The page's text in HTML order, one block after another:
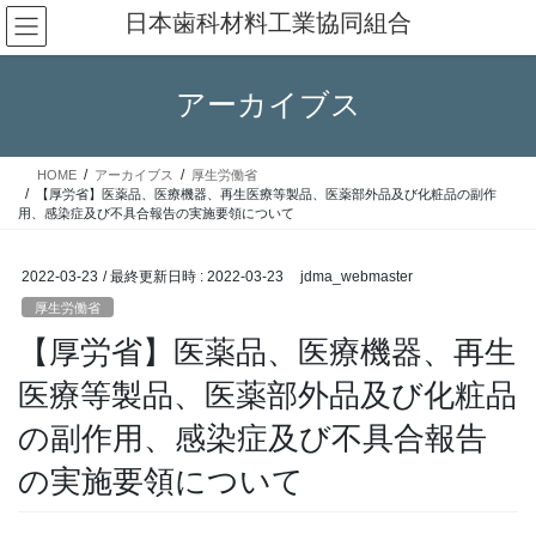
コ
ン
テ
ス
ナ
ビ
ゲ
ン
日本歯科材料工業協同組合
アーカイブス
HOME アーカイブス
厚生労働省
【厚労省】医薬品、医療機器、再生医療等製品、医薬部外品及び化粧品の副作
用、感染症及び不具合報告の実施要領について
2022-03-23 / 最終更新日時 : 2022-03-23 jdma_webmaster
厚生労働省
【厚労省】医薬品、医療機器、再生
医療等製品、医薬部外品及び化粧品
の副作用、感染症及び不具合報告
の実施要領について